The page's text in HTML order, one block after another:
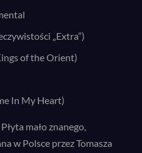
„Extra”)
of the Orient)
In My Heart)
mało znanego,
w Polsce przez Tomasza